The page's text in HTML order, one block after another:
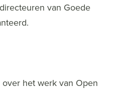
van Goede
het werk van Open